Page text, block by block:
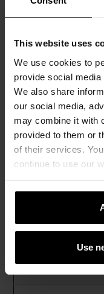
This website uses
We use cookies to
provide social
We also share
our social media,
may combine it with
provided to them or
of their services.
continue to use our
Use
Dehnung längs
Alterung), EN
Dehnung quer
Alterung), EN
Widerstand
(Nagelschaft)
Widerstand
(Nagelschaft)